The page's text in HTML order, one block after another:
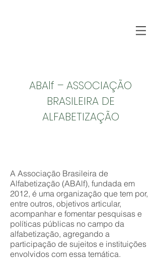
ABAlf – ASSOCIAÇÃO
BRASILEIRA DE
ALFABETIZAÇÃO
A Associação Brasileira de
Alfabetização (ABAlf), fundada em
2012, é uma organização que tem por,
entre outros, objetivos articular,
acompanhar e fomentar pesquisas e
políticas públicas no campo da
alfabetização, agregando a
participação de sujeitos e instituições
envolvidos com essa temática.